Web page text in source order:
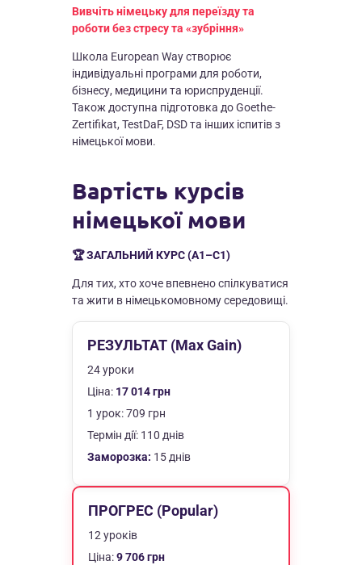
Вивчіть німецьку для переїзду та
роботи без стресу та «зубріння»
Школа European Way створює
індивідуальні програми для роботи,
бізнесу, медицини та юриспруденції.
Також доступна підготовка до Goethe-
Zertifikat, TestDaF, DSD та інших іспитів з
німецької мови.
Вартість курсів
німецької мови
🏆 ЗАГАЛЬНИЙ КУРС (A1–C1)
Для тих, хто хоче впевнено спілкуватися
та жити в німецькомовному середовищі.
РЕЗУЛЬТАТ (Max Gain)
24 уроки
Ціна: 17 014 грн
1 урок: 709 грн
Термін дії: 110 днів
Заморозка: 15 днів
ПРОГРЕС (Popular)
12 уроків
Ціна:9 706 грн